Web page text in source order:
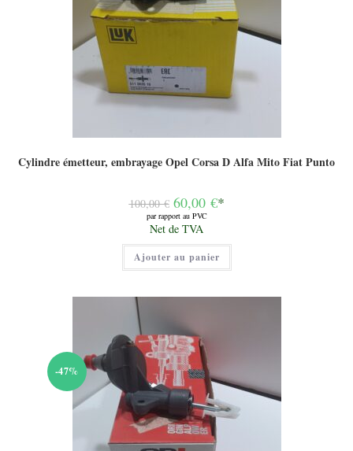
Cylindre émetteur, embrayage Opel Corsa D Alfa Mito Fiat Punto
100,00€ Le
prix
initial
était :
100,00 €.
60,00 €*
par rapport au PVC
Le
prix
actuel
est :
60,00 €.
Net de TVA
Ajouter au panier
-47%